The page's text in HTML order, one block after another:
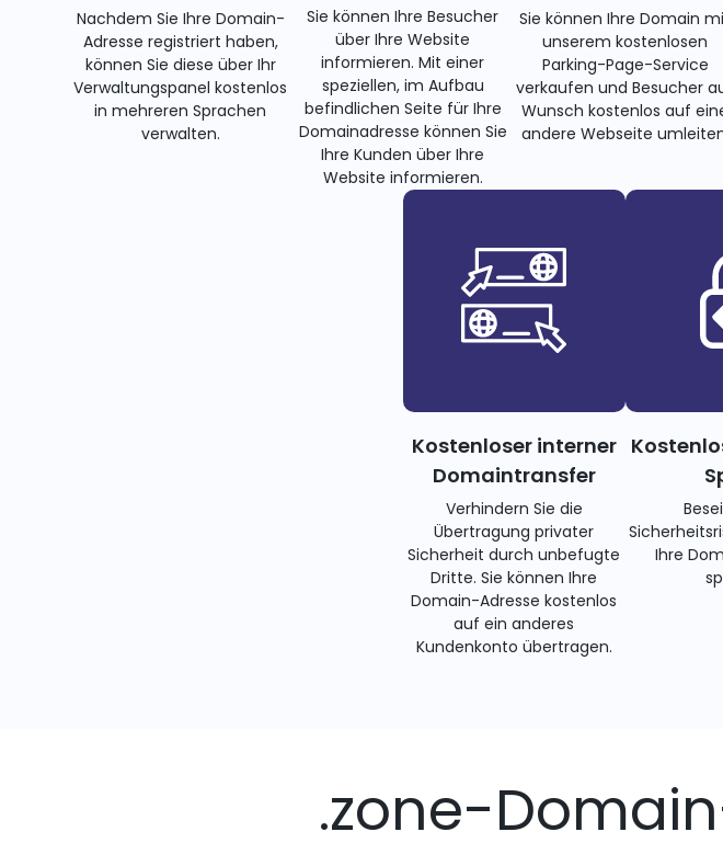
Nachdem Sie Ihre Domain-
Adresse registriert haben,
können Sie diese über Ihr
Verwaltungspanel kostenlos
in mehreren Sprachen
verwalten.
Sie können Ihre Besucher
über Ihre Website
informieren. Mit einer
speziellen, im Aufbau
befindlichen Seite für Ihre
Domainadresse können Sie
Ihre Kunden über Ihre
Website informieren.
Sie können Ihre Domain
unserem kostenlosen
Parking-Page-Service
verkaufen und Besucher
Wunsch kostenlos auf
andere Webseite
Kostenloser interner
Domaintransfer
Verhindern Sie die
Übertragung privater
Sicherheit durch unbefugte
Dritte. Sie können Ihre
Domain-Adresse kostenlos
auf ein anderes
Kundenkonto übertragen.
Ihre
.zone-